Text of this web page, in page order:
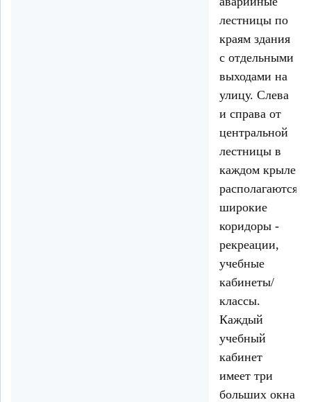
лестницы по
краям здания
с отдельными
выходами на
улицу. Слева
и справа от
центральной
лестницы в
каждом крыле
располагаются
широкие
коридоры -
рекреации,
учебные
кабинеты/
классы.
Каждый
учебный
кабинет
имеет три
больших окна